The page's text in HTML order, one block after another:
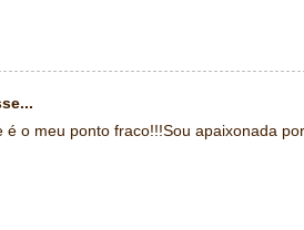
é o meu ponto fraco!!!Sou apaixonada